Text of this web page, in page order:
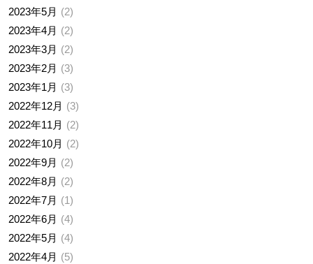
2023年5月
2
2023年4月
2
2023年3月
2
2023年2月
3
2023年1月
3
2022年12月
3
2022年11月
2
2022年10月
2
2022年9月
2
2022年8月
2
2022年7月
1
2022年6月
4
2022年5月
4
2022年4月
5